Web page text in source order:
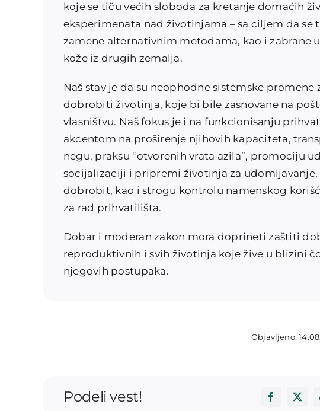
koje se tiču većih sloboda za kretanje domaćih
eksperimenata nad životinjama – sa ciljem da
zamene alternativnim metodama, kao i zabrane
kože iz drugih zemalja.
Naš stav je da su neophodne sistemske
dobrobiti životinja, koje bi bile zasnovane na
vlasništvu. Naš fokus je i na funkcionisanju
akcentom na proširenje njihovih kapaciteta,
negu, praksu “otvorenih vrata azila”, promociju
socijalizaciji i pripremi životinja za
dobrobit, kao i strogu kontrolu namenskog
za rad prihvatilišta.
Dobar i moderan zakon mora doprineti zaštiti
reproduktivnih i svih životinja koje žive u blizini
njegovih postupaka.
Objavljeno:
Podeli vest!